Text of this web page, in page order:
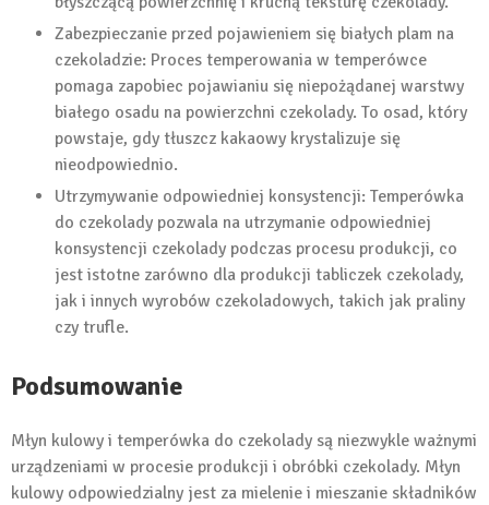
Zabezpieczanie przed pojawieniem się białych plam na
czekoladzie: Proces temperowania w temperówce
pomaga zapobiec pojawianiu się niepożądanej warstwy
białego osadu na powierzchni czekolady. To osad, który
powstaje, gdy tłuszcz kakaowy krystalizuje się
nieodpowiednio.
Utrzymywanie odpowiedniej konsystencji: Temperówka
do czekolady pozwala na utrzymanie odpowiedniej
konsystencji czekolady podczas procesu produkcji, co
jest istotne zarówno dla produkcji tabliczek czekolady,
jak i innych wyrobów czekoladowych, takich jak praliny
czy trufle.
Podsumowanie
Młyn kulowy i temperówka do czekolady są niezwykle ważnymi
urządzeniami w procesie produkcji i obróbki czekolady. Młyn
kulowy odpowiedzialny jest za mielenie i mieszanie składników